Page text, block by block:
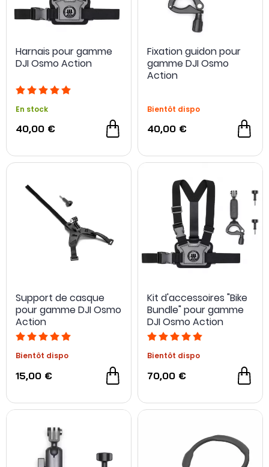
Harnais pour gamme
DJI Osmo Action
En stock
40,00 €
Fixation guidon pour
gamme DJI Osmo
Action
Bientôt dispo
40,00 €
Support de casque
pour gamme DJI Osmo
Action
Bientôt dispo
15,00 €
Kit d'accessoires "Bike
Bundle" pour gamme
DJI Osmo Action
Bientôt dispo
70,00 €